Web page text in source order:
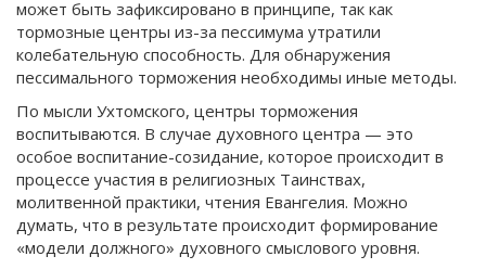
может быть зафиксировано в принципе, так как
тормозные центры из-за пессимума утратили
колебательную способность. Для обнаружения
пессимального торможения необходимы иные методы.
По мысли Ухтомского, центры торможения
воспитываются. В случае духовного центра — это
особое воспитание-созидание, которое происходит в
процессе участия в религиозных Таинствах,
молитвенной практики, чтения Евангелия. Можно
думать, что в результате происходит формирование
«модели должного» духовного смыслового уровня.